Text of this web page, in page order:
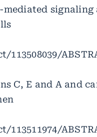
mediated signaling
C, E and A and